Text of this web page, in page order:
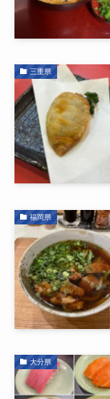
三重県
福岡県
大分県